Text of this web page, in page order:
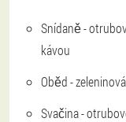
Snídaně -
kávou
Oběd -
Svačina -